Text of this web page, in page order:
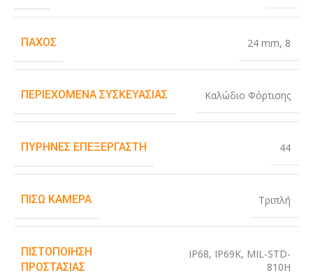
ΠΆΧΟΣ 24 mm, 8
ΠΕΡΙΕΧΌΜΕΝΑ ΣΥΣΚΕΥΑΣΊΑΣ Καλώδιο Φόρτισης
ΠΥΡΉΝΕΣ ΕΠΕΞΕΡΓΑΣΤΉ 44
ΠΊΣΩ ΚΆΜΕΡΑ Τριπλή
ΠΙΣΤΟΠΟΊΗΣΗ
ΠΡΟΣΤΑΣΊΑΣ
IP68, IP69K, MIL-STD-
810H